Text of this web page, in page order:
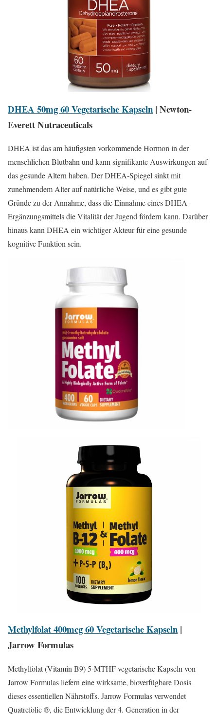
DHEA 50mg 60 Vegetarische Kapseln | Newton-
Everett Nutraceuticals
DHEA ist das am häufigsten vorkommende Hormon in der
menschlichen Blutbahn und kann signifikante Auswirkungen auf
das gesunde Altern haben. Der DHEA-Spiegel sinkt mit
zunehmendem Alter auf natürliche Weise, und es gibt gute
Gründe zu der Annahme, dass die Einnahme eines DHEA-
Ergänzungsmittels die Vitalität der Jugend fördern kann. Darüber
hinaus kann DHEA ein wichtiger Akteur für eine gesunde
kognitive Funktion sein.
Methylfolat 400mcg 60 Vegetarische Kapseln |
Jarrow Formulas
Methylfolat (Vitamin B9) 5-MTHF vegetarische Kapseln von
Jarrow Formulas liefern eine wirksame, bioverfügbare Dosis
dieses essentiellen Nährstoffs. Jarrow Formulas verwendet
Quatrefolic ®, die Entwicklung der 4. Generation in der